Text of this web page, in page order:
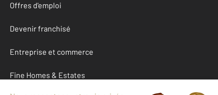
Offres d'emploi
Devenir franchisé
Entreprise et commerce
Fine Homes & Estates